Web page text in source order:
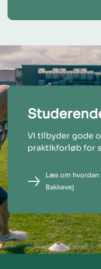
Vi tilbyder gode
praktikforløb for
Læs om
Bakkevej